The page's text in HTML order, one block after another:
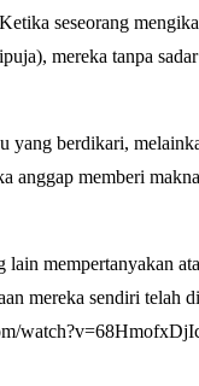
seseorang
mereka tanpa
berdikari,
anggap memberi
mempertanyakan
mereka sendiri telah